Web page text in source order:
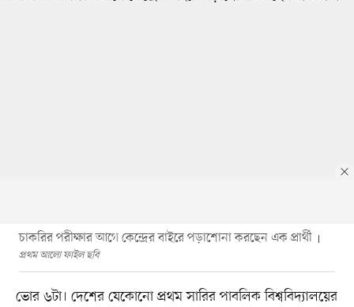
চাকরির পরীক্ষার আগে কেন্দ্রের বাইরে পড়াশোনা করছেন এক প্রার্থী
প্রথম আলো ফাইল ছবি
ভোর ৬টা। দেশের যেকোনো প্রথম সারির পাবলিক বিশ্ববিদ্যালয়ের